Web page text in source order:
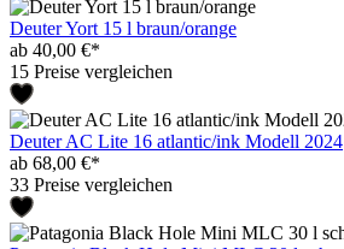
Deuter Yort 15 l braun/orange
ab 40,00 €*
15 Preise vergleichen
Deuter AC Lite 16 atlantic/ink Modell 2024
ab 68,00 €*
33 Preise vergleichen